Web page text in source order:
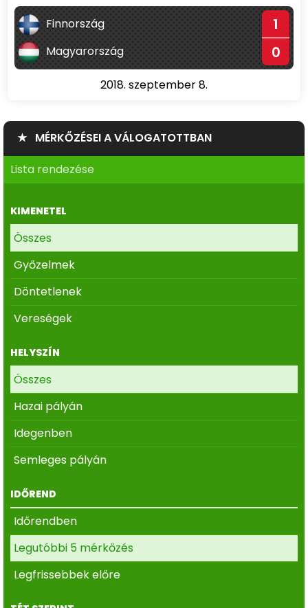
Finnország 1
Magyarország 0
2018. szeptember 8.
★ MÉRKŐZÉSEI A VÁLOGATOTTBAN
Lista rendezése
KIMENETEL
Összes
Győzelmek
Döntetlenek
Vereségek
HELYSZÍN
Összes
Hazai pályán
Idegenben
Semleges pályán
IDŐREND
Időrendben
Legutóbbi 5 mérkőzés
Legfrissebbek előre